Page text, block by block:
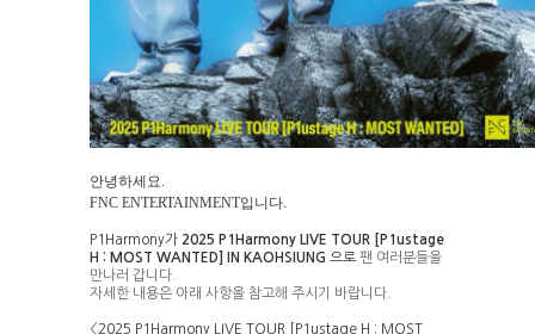
안녕하세요.
FNC ENTERTAINMENT입니다.
P1Harmony가 2025 P1Harmony LIVE TOUR [P1ustage
H : MOST WANTED] IN KAOHSIUNG 으로 팬 여러분들을
만나러 갑니다
자세한 내용은 아래 사항을 참고해 주시기 바랍니다
< 2025 P1Harmony LIVE TOUR [P1ustage H : MOST